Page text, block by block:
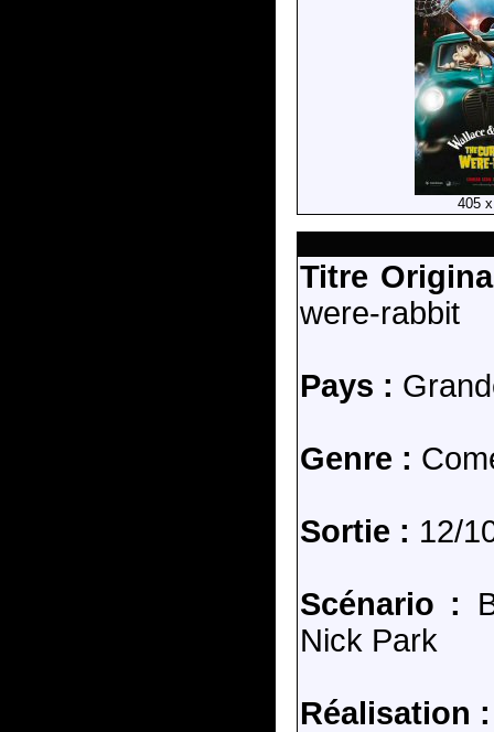
405
Titre
were-rabbit
Pays :
Genre :
Sortie : 12/
Scénario :
Nick Park
Réalisation :